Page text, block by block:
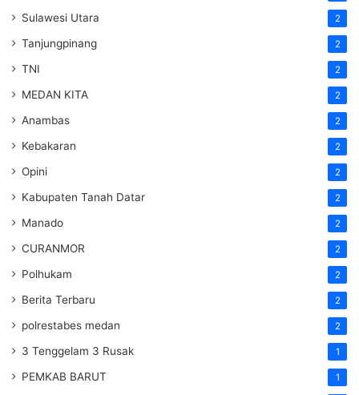
Sulawesi Utara 2
Tanjungpinang 2
TNI 2
MEDAN KITA 2
Anambas 2
Kebakaran 2
Opini 2
Kabupaten Tanah Datar 2
Manado 2
CURANMOR 2
Polhukam 2
Berita Terbaru 2
polrestabes medan 2
3 Tenggelam 3 Rusak 1
PEMKAB BARUT 1